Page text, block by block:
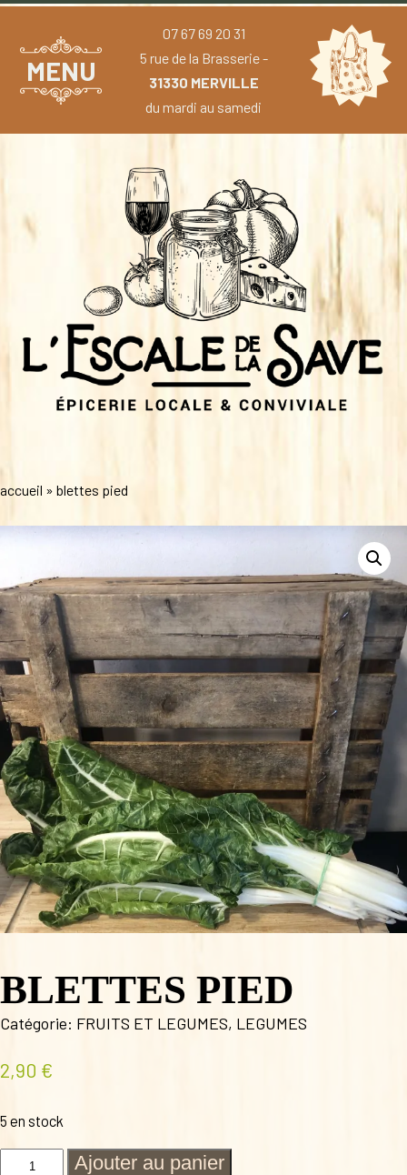
MENU
07 67 69 20 31
5 rue de la Brasserie -
31330 MERVILLE
du mardi au samedi
accueil » blettes pied
BLETTES PIED
Catégorie: FRUITS ET LEGUMES, LEGUMES
2,90 €
5 en stock
quantité
Ajouter au panier